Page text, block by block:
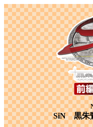
SiN 黒朱